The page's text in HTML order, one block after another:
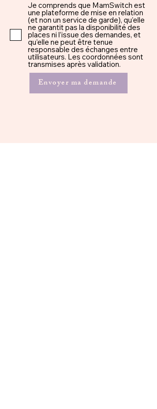
Je comprends que MamSwitch est
une plateforme de mise en relation
(et non un service de garde), qu’elle
ne garantit pas la disponibilité des
places ni l’issue des demandes, et
qu’elle ne peut être tenue
responsable des échanges entre
utilisateurs. Les coordonnées sont
transmises après validation.
Envoyer ma demande